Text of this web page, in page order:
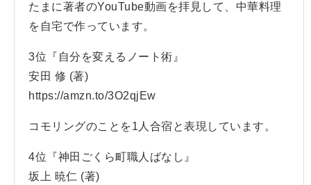
たまに著者のYouTube動画を拝見して、中華料理
を自宅で作っています。
3位『自分を変えるノート術』
安田 修 (著)
https://amzn.to/3O2qjEw
コモリングのことを1人合宿と表現しています。
4位『神田ごくら町職人ばなし』
坂上 暁仁 (著)